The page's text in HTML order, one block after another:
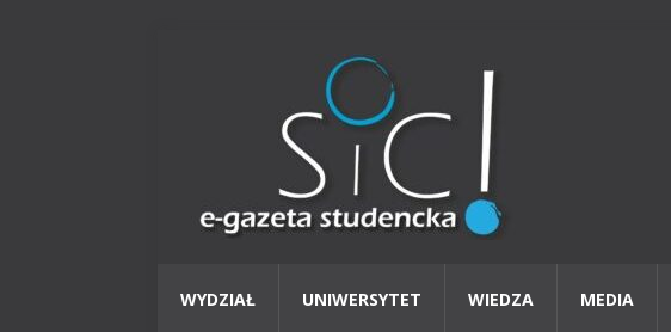
WYDZIAŁ UNIWERSYTET WIEDZA MEDIA